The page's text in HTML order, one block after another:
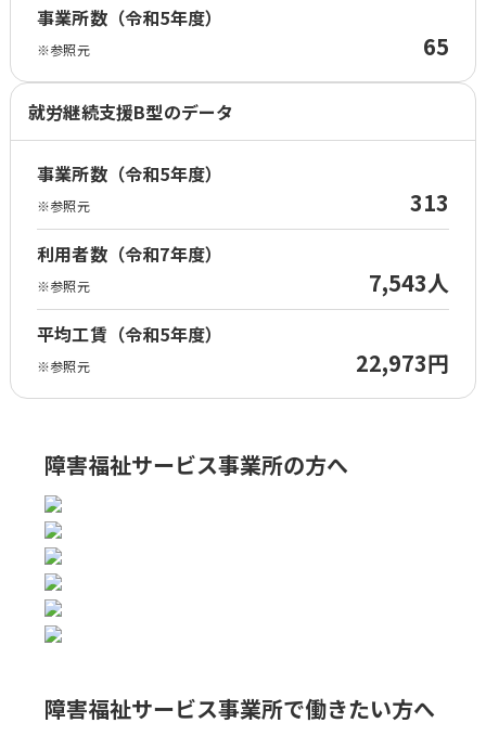
事業所数（令和5年度）
※参照元 65
就労継続支援B型のデータ
事業所数（令和5年度）
※参照元 313
利用者数（令和7年度）
※参照元 7,543人
平均工賃（令和5年度）
※参照元 22,973円
障害福祉サービス事業所の方へ
障害福祉サービス事業所で働きたい方へ